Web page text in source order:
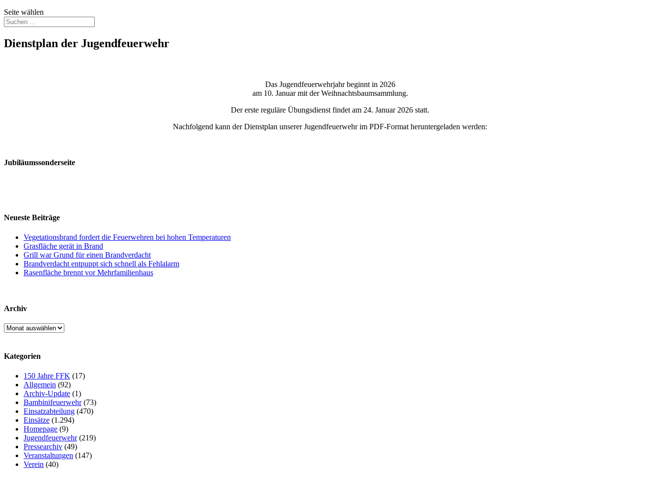
Seite wählen
Dienstplan der Jugendfeuerwehr
Das Jugendfeuerwehrjahr beginnt in 2026
am 10. Januar mit der Weihnachtsbaumsammlung.
Der erste reguläre Übungsdienst findet am 24. Januar 2026 statt.
Nachfolgend kann der Dienstplan unserer Jugendfeuerwehr im PDF-Format heruntergeladen werden:
Jubiläumssonderseite
Neueste Beiträge
Vegetationsbrand fordert die Feuerwehren bei hohen Temperaturen
Grasfläche gerät in Brand
Grill war Grund für einen Brandverdacht
Brandverdacht entpuppt sich schnell als Fehlalarm
Rasenfläche brennt vor Mehrfamilienhaus
Archiv
Archiv
Kategorien
150 Jahre FFK (17)
Allgemein (92)
Archiv-Update (1)
Bambinifeuerwehr(73)
Einsatzabteilung (470)
Einsätze (1.294)
Homepage (9)
Jugendfeuerwehr(219)
Pressearchiv (49)
Veranstaltungen (147)
Verein (40)